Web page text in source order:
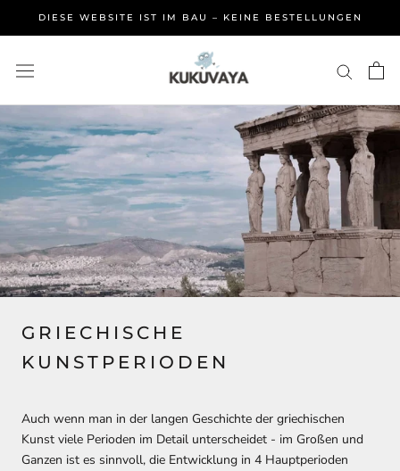
DIESE WEBSITE IST IM BAU – KEINE BESTELLUNGEN
GRIECHISCHE
KUNSTPERIODEN
Auch wenn man in der langen Geschichte der griechischen
Kunst viele Perioden im Detail unterscheidet - im Großen und
Ganzen ist es sinnvoll, die Entwicklung in 4 Hauptperioden